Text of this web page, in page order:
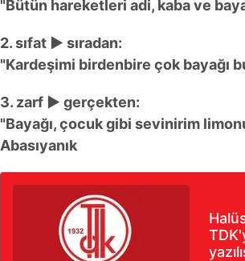
"Bütün hareketleri adi, kaba ve
2. sıfat ► sıradan:
"Kardeşimi birdenbire çok bayağı
3. zarf ► gerçekten:
"Bayağı, çocuk gibi sevinirim
Abasıyanık